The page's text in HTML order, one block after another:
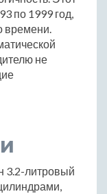
по 1999 год,
времени.
не
3.2-литровый